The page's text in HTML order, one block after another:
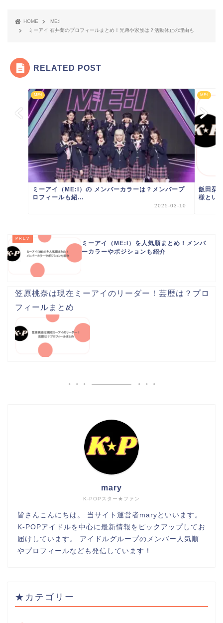
HOME
ME:I
ミーアイ 石井蘭のプロフィールまとめ！兄弟や家族は？活動休止の理由も
RELATED POST
ME:I
ミーアイ（ME:I）の メンバーカラーは？メンバープ
ロフィールも紹...
2025-03-10
ME:I
飯田栞
様とい
ミーアイ（ME:I）を人気順まとめ！メンバ
ーカラーやポジションも紹介
笠原桃奈は現在ミーアイのリーダー！芸歴は？プロ
フィールまとめ
K-POPスター★ファン
mary
皆さんこんにちは。 当サイト運営者maryといいます。
K-POPアイドルを中心に最新情報をピックアップしてお
届けしています。 アイドルグループのメンバー人気順
やプロフィールなども発信しています！
★カテゴリー